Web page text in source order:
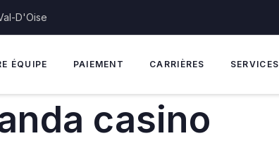
D'Oise
ÉQUIPE PAIEMENT CARRIÈRES SERVICES
casino